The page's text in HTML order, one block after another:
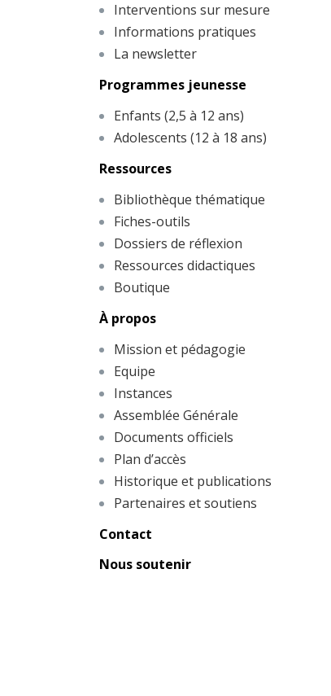
Interventions sur mesure
Informations pratiques
La newsletter
Programmes jeunesse
Enfants (2,5 à 12 ans)
Adolescents (12 à 18 ans)
Ressources
Bibliothèque thématique
Fiches-outils
Dossiers de réflexion
Ressources didactiques
Boutique
À propos
Mission et pédagogie
Equipe
Instances
Assemblée Générale
Documents officiels
Plan d’accès
Historique et publications
Partenaires et soutiens
Contact
Nous soutenir